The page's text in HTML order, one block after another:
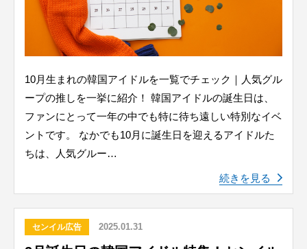
10月生まれの韓国アイドルを一覧でチェック｜人気グル
ープの推しを一挙に紹介！ 韓国アイドルの誕生日は、
ファンにとって一年の中でも特に待ち遠しい特別なイベ
ントです。 なかでも10月に誕生日を迎えるアイドルた
ちは、人気グルー…
続きを見る
センイル広告 2025.01.31